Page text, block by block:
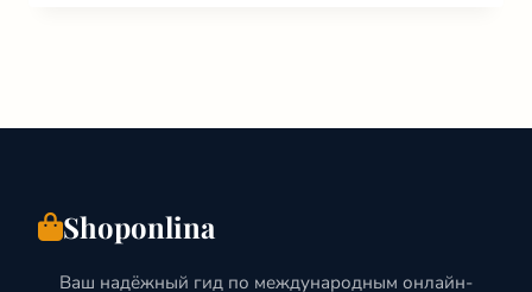
СЕРВИСАМ
Shoponlina
Ваш надёжный гид по международным онлайн-